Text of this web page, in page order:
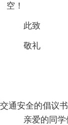
空！
此致
敬礼
交通安全的倡议
亲爱的同学